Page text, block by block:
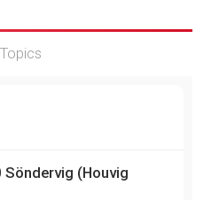
Topics
Söndervig (Houvig